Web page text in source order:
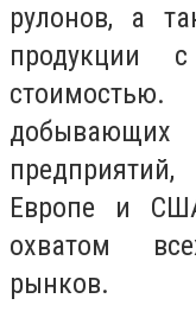
рулонов, а
продукции
Европе и
охватом
рынков.